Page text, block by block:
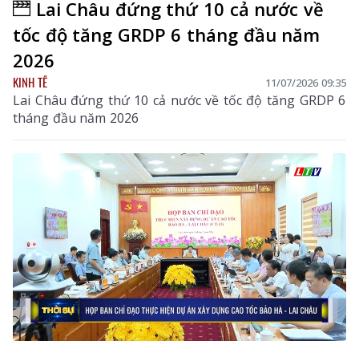
Lai Châu đứng thứ 10 cả nước về
tốc độ tăng GRDP 6 tháng đầu năm
2026
KINH TẾ 11/07/2026 09:35
Lai Châu đứng thứ 10 cả nước về tốc độ tăng GRDP 6
tháng đầu năm 2026